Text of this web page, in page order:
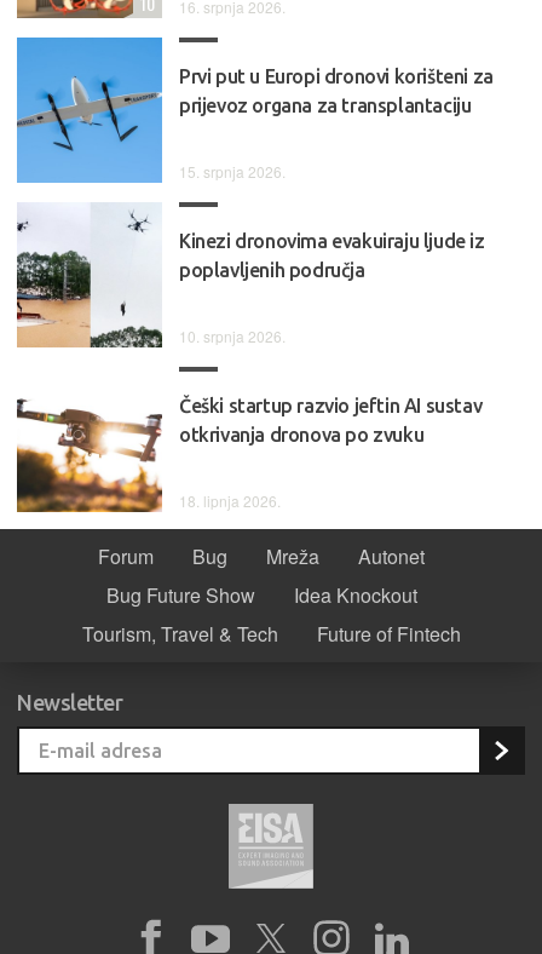
16. srpnja 2026.
Prvi put u Europi dronovi korišteni za
prijevoz organa za transplantaciju
15. srpnja 2026.
Kinezi dronovima evakuiraju ljude iz
poplavljenih područja
10. srpnja 2026.
Češki startup razvio jeftin AI sustav
otkrivanja dronova po zvuku
18. lipnja 2026.
Forum Bug Mreža
Autonet
Bug Future Show
Idea Knockout
Tourism, Travel & Tech
Future of Fintech
Newsletter